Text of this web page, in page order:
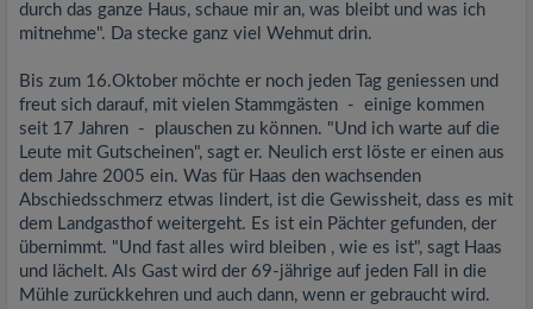
durch das ganze Haus, schaue mir an, was bleibt und was ich
mitnehme". Da stecke ganz viel Wehmut drin.
Bis zum 16.Oktober möchte er noch jeden Tag geniessen und
freut sich darauf, mit vielen Stammgästen - einige kommen
seit 17 Jahren - plauschen zu können. "Und ich warte auf die
Leute mit Gutscheinen", sagt er. Neulich erst löste er einen aus
dem Jahre 2005 ein. Was für Haas den wachsenden
Abschiedsschmerz etwas lindert, ist die Gewissheit, dass es mit
dem Landgasthof weitergeht. Es ist ein Pächter gefunden, der
übernimmt. "Und fast alles wird bleiben , wie es ist", sagt Haas
und lächelt. Als Gast wird der 69-jährige auf jeden Fall in die
Mühle zurückkehren und auch dann, wenn er gebraucht wird.